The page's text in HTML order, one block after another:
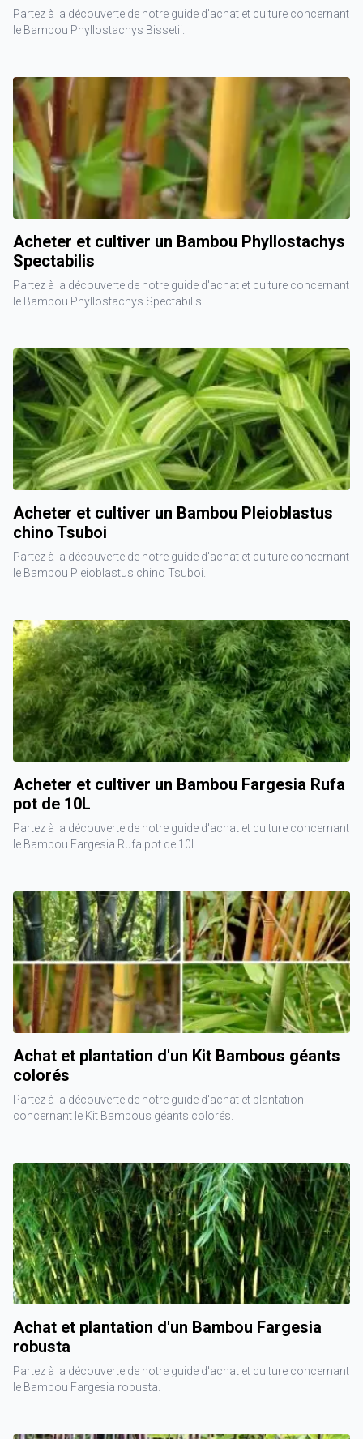
Partez à la découverte de notre guide d'achat et culture concernant
le Bambou Phyllostachys Bissetii.
Acheter et cultiver un Bambou Phyllostachys
Spectabilis
Partez à la découverte de notre guide d'achat et culture concernant
le Bambou Phyllostachys Spectabilis.
Acheter et cultiver un Bambou Pleioblastus
chino Tsuboi
Partez à la découverte de notre guide d'achat et culture concernant
le Bambou Pleioblastus chino Tsuboi.
Acheter et cultiver un Bambou Fargesia Rufa
pot de 10L
Partez à la découverte de notre guide d'achat et culture concernant
le Bambou Fargesia Rufa pot de 10L.
Achat et plantation d'un Kit Bambous géants
colorés
Partez à la découverte de notre guide d'achat et plantation
concernant le Kit Bambous géants colorés.
Achat et plantation d'un Bambou Fargesia
robusta
Partez à la découverte de notre guide d'achat et culture concernant
le Bambou Fargesia robusta.